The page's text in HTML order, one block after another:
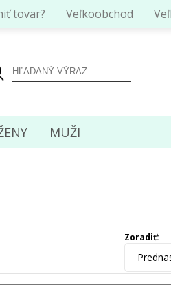
tovar? Veľkoobchod
MUŽI
Zoradiť: